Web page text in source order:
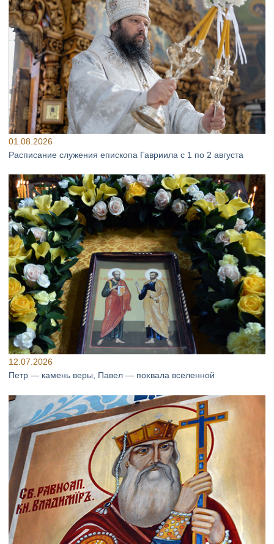
01.08.2026
Расписание служения епископа Гавриила с 1 по 2 августа
12.07.2026
Петр — камень веры, Павел — похвала вселенной